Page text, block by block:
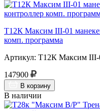
Т12К Максим III-01
комп. программа
Артикул: Т12К Максим III-
147900
В корзину
В наличии